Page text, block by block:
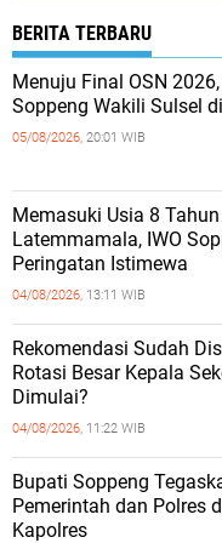
BERITA TERBARU
Menuju Final OSN
Soppeng Wakili Sulsel
05/08/2026, 20:01 WIB
Memasuki Usia 8
Latemmamala, IWO
Peringatan Istimewa
04/08/2026, 13:11 WIB
Rekomendasi Sudah
Rotasi Besar Kepala
Dimulai?
04/08/2026, 11:22 WIB
Bupati Soppeng
Pemerintah dan Polres
Kapolres